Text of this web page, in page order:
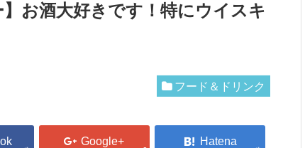
】お酒大好きです！特にウイスキ
フード＆ドリンク